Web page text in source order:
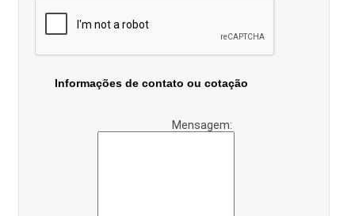
Informações de contato ou cotação
Mensagem: